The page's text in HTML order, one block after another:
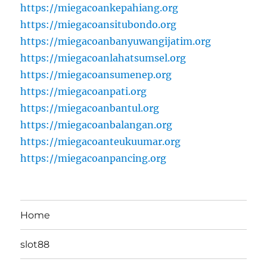
https://miegacoankepahiang.org
https://miegacoansitubondo.org
https://miegacoanbanyuwangijatim.org
https://miegacoanlahatsumsel.org
https://miegacoansumenep.org
https://miegacoanpati.org
https://miegacoanbantul.org
https://miegacoanbalangan.org
https://miegacoanteukuumar.org
https://miegacoanpancing.org
Home
slot88